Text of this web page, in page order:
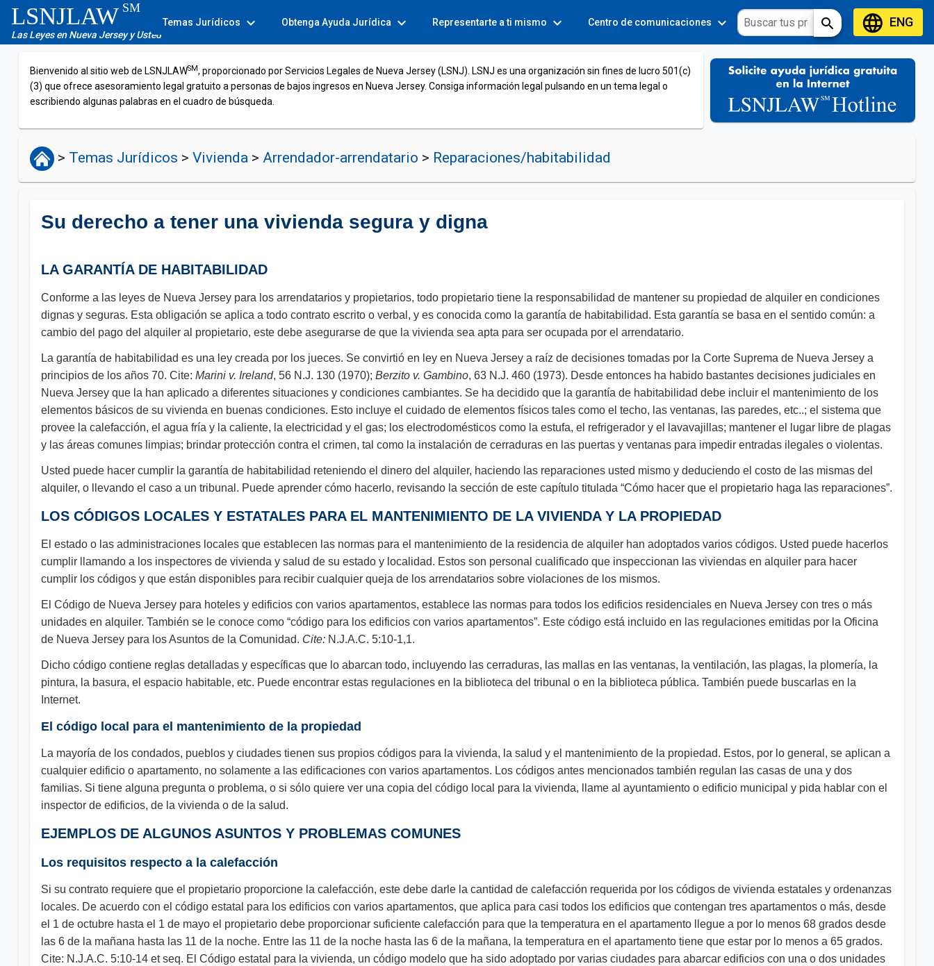
LSNJLAW SM
Las Leyes en Nueva Jersey y Usted
Temas Jurídicos expand_more Obtenga Ayuda Jurídica expand_more Representarte a ti mismo expand_more Centro de comunicaciones expand_more Toolsexpand_more search languageENG
Bienvenido al sitio web de LSNJLAWSM, proporcionado por Servicios Legales de Nueva Jersey (LSNJ). LSNJ es una organización sin fines de lucro 501(c)
(3) que ofrece asesoramiento legal gratuito a personas de bajos ingresos en Nueva Jersey. Consiga información legal pulsando en un tema legal o
escribiendo algunas palabras en el cuadro de búsqueda.
> Temas Jurídicos > Vivienda > Arrendador-arrendatario > Reparaciones/habitabilidad
Su derecho a tener una vivienda segura y digna
LA GARANTÍA DE HABITABILIDAD
Conforme a las leyes de Nueva Jersey para los arrendatarios y propietarios, todo propietario tiene la responsabilidad de mantener su propiedad de alquiler en condiciones
dignas y seguras. Esta obligación se aplica a todo contrato escrito o verbal, y es conocida como la garantía de habitabilidad. Esta garantía se basa en el sentido común: a
cambio del pago del alquiler al propietario, este debe asegurarse de que la vivienda sea apta para ser ocupada por el arrendatario.
La garantía de habitabilidad es una ley creada por los jueces. Se convirtió en ley en Nueva Jersey a raíz de decisiones tomadas por la Corte Suprema de Nueva Jersey a
principios de los años 70. Cite: Marini v. Ireland, 56 N.J. 130 (1970); Berzito v. Gambino, 63 N.J. 460 (1973). Desde entonces ha habido bastantes decisiones judiciales en
Nueva Jersey que la han aplicado a diferentes situaciones y condiciones cambiantes. Se ha decidido que la garantía de habitabilidad debe incluir el mantenimiento de los
elementos básicos de su vivienda en buenas condiciones. Esto incluye el cuidado de elementos físicos tales como el techo, las ventanas, las paredes, etc..; el sistema que
provee la calefacción, el agua fría y la caliente, la electricidad y el gas; los electrodomésticos como la estufa, el refrigerador y el lavavajillas; mantener el lugar libre de plagas
y las áreas comunes limpias; brindar protección contra el crimen, tal como la instalación de cerraduras en las puertas y ventanas para impedir entradas ilegales o violentas.
Usted puede hacer cumplir la garantía de habitabilidad reteniendo el dinero del alquiler, haciendo las reparaciones usted mismo y deduciendo el costo de las mismas del
alquiler, o llevando el caso a un tribunal. Puede aprender cómo hacerlo, revisando la sección de este capítulo titulada “Cómo hacer que el propietario haga las reparaciones”.
LOS CÓDIGOS LOCALES Y ESTATALES PARA EL MANTENIMIENTO DE LA VIVIENDA Y LA PROPIEDAD
El estado o las administraciones locales que establecen las normas para el mantenimiento de la residencia de alquiler han adoptados varios códigos. Usted puede hacerlos
cumplir llamando a los inspectores de vivienda y salud de su estado y localidad. Estos son personal cualificado que inspeccionan las viviendas en alquiler para hacer
cumplir los códigos y que están disponibles para recibir cualquier queja de los arrendatarios sobre violaciones de los mismos.
El Código de Nueva Jersey para hoteles y edificios con varios apartamentos, establece las normas para todos los edificios residenciales en Nueva Jersey con tres o más
unidades en alquiler. También se le conoce como “código para los edificios con varios apartamentos”. Este código está incluido en las regulaciones emitidas por la Oficina
de Nueva Jersey para los Asuntos de la Comunidad. Cite: N.J.A.C. 5:10-1,1.
Dicho código contiene reglas detalladas y específicas que lo abarcan todo, incluyendo las cerraduras, las mallas en las ventanas, la ventilación, las plagas, la plomería, la
pintura, la basura, el espacio habitable, etc. Puede encontrar estas regulaciones en la biblioteca del tribunal o en la biblioteca pública. También puede buscarlas en la
Internet.
El código local para el mantenimiento de la propiedad
La mayoría de los condados, pueblos y ciudades tienen sus propios códigos para la vivienda, la salud y el mantenimiento de la propiedad. Estos, por lo general, se aplican a
cualquier edificio o apartamento, no solamente a las edificaciones con varios apartamentos. Los códigos antes mencionados también regulan las casas de una y dos
familias. Si tiene alguna pregunta o problema, o si sólo quiere ver una copia del código local para la vivienda, llame al ayuntamiento o edificio municipal y pida hablar con el
inspector de edificios, de la vivienda o de la salud.
EJEMPLOS DE ALGUNOS ASUNTOS Y PROBLEMAS COMUNES
Los requisitos respecto a la calefacción
Si su contrato requiere que el propietario proporcione la calefacción, este debe darle la cantidad de calefacción requerida por los códigos de vivienda estatales y ordenanzas
locales. De acuerdo con el código estatal para los edificios con varios apartamentos, que aplica para casi todos los edificios que contengan tres apartamentos o más, desde
el 1 de octubre hasta el 1 de mayo el propietario debe proporcionar suficiente calefacción para que la temperatura en el apartamento llegue a por lo menos 68 grados desde
las 6 de la mañana hasta las 11 de la noche. Entre las 11 de la noche hasta las 6 de la mañana, la temperatura en el apartamento tiene que estar por lo menos a 65 grados.
Cite: N.J.A.C. 5:10-14 et seq. El Código estatal para la vivienda, un código modelo que ha sido adoptado por varias ciudades para abarcar edificios con una o dos unidades